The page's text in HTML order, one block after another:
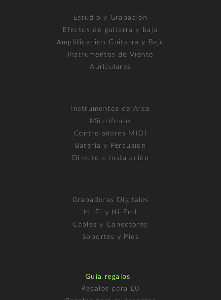
Estudio y Grabación
Efectos de guitarra y bajo
Amplificación Guitarra y Bajo
Instrumentos de Viento
Auriculares
Instrumentos de Arco
Micrófonos
Controladores MIDI
Batería y Percusión
Directo e Instalación
Grabadoras Digitales
Hi-Fi y Hi-End
Cables y Conectores
Soportes y Pies
Guía regalos
Regalos para DJ